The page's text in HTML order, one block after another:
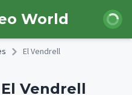
World
El Vendrell
Vendrell